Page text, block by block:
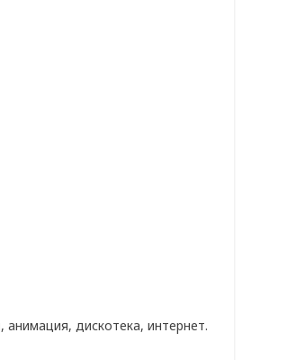
дискотека, интернет.